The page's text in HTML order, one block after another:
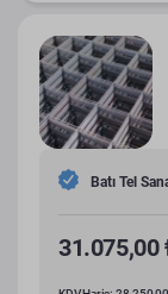
Batı Tel
31.075,00